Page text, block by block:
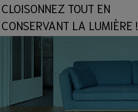
CLOISONNEZ TOUT EN
CONSERVANT LA LUMIÈRE !